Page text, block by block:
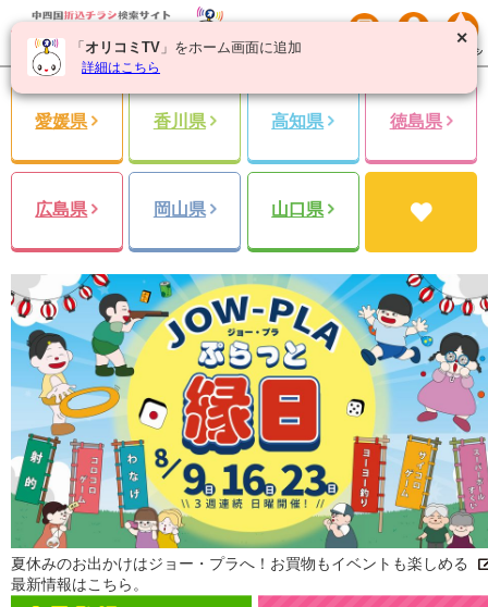
愛媛県 香川県 高知県 徳島県
広島県 岡山県 山口県
夏休みのお出かけはジョー・プラへ！お買物もイベントも楽しめる
最新情報はこちら。
✕
「 オリコミTV 」をホーム画面に追加
詳細はこちら